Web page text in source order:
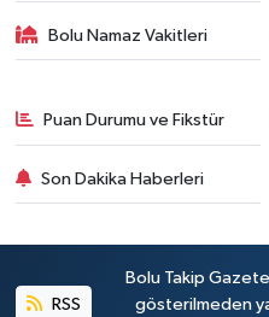
Bolu Namaz Vakitleri
Puan Durumu ve Fikstür
Son Dakika Haberleri
RSS
Bolu Takip
gösterilmeden